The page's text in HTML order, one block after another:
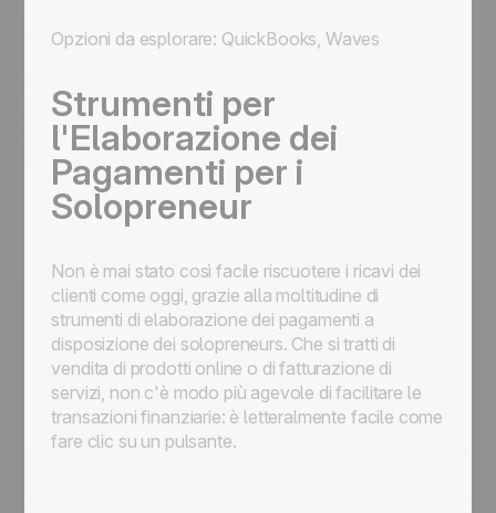
Opzioni da esplorare: QuickBooks, Waves
Strumenti per
l'Elaborazione dei
Pagamenti per i
Solopreneur
Non è mai stato così facile riscuotere i ricavi dei
clienti come oggi, grazie alla moltitudine di
strumenti di elaborazione dei pagamenti a
disposizione dei solopreneurs. Che si tratti di
vendita di prodotti online o di fatturazione di
servizi, non c'è modo più agevole di facilitare le
transazioni finanziarie: è letteralmente facile come
fare clic su un pulsante.